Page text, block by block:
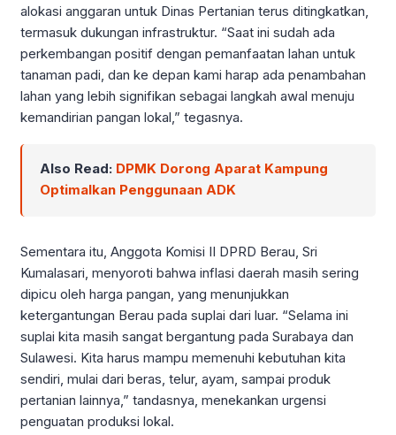
alokasi anggaran untuk Dinas Pertanian terus ditingkatkan,
termasuk dukungan infrastruktur. “Saat ini sudah ada
perkembangan positif dengan pemanfaatan lahan untuk
tanaman padi, dan ke depan kami harap ada penambahan
lahan yang lebih signifikan sebagai langkah awal menuju
kemandirian pangan lokal,” tegasnya.
Also Read: DPMK Dorong Aparat Kampung
Optimalkan Penggunaan ADK
Sementara itu, Anggota Komisi II DPRD Berau, Sri
Kumalasari, menyoroti bahwa inflasi daerah masih sering
dipicu oleh harga pangan, yang menunjukkan
ketergantungan Berau pada suplai dari luar. “Selama ini
suplai kita masih sangat bergantung pada Surabaya dan
Sulawesi. Kita harus mampu memenuhi kebutuhan kita
sendiri, mulai dari beras, telur, ayam, sampai produk
pertanian lainnya,” tandasnya, menekankan urgensi
penguatan produksi lokal.